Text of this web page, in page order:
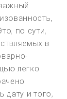
по сути,
в
легко
дату и того,